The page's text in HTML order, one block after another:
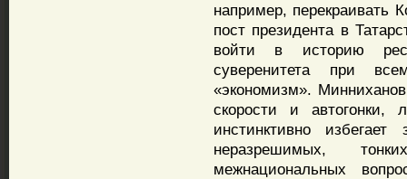
например, перекраивать
пост президента в
войти в историю
суверенитета при
«экономизм».
скорости и
инстинктивно
неразрешимых,
межнациональных